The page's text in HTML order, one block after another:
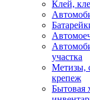
Клей,
участка
Метизы,
крепеж
Бытовая